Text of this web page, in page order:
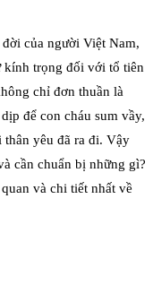
của người Việt Nam,
kính trọng đối với tổ tiên
chỉ đơn thuần là
để con cháu sum vầy,
yêu đã ra đi. Vậy
cần chuẩn bị những gì?
và chi tiết nhất về